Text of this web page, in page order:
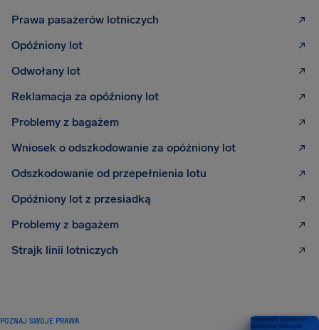
Prawa pasażerów lotniczych
Opóźniony lot
Odwołany lot
Reklamacja za opóźniony lot
Problemy z bagażem
Wniosek o odszkodowanie za opóźniony lot
Odszkodowanie od przepełnienia lotu
Opóźniony lot z przesiadką
Problemy z bagażem
Strajk linii lotniczych
POZNAJ SWOJE PRAWA
Przewodnik po prawach
pasażerów lotniczych